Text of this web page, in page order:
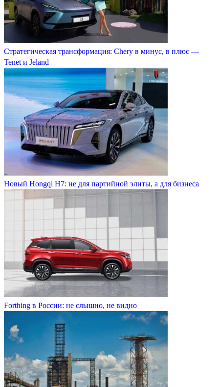
Стратегическая трансформация: Chery в минус, в плюс —
Tenet и Jeland
Новый Hongqi H7: не для партийной элиты, а для бизнеса
Forthing в России: не слышно, не видно